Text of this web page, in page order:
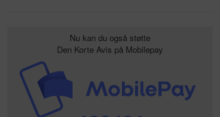
Nu kan du også støtte
Den Korte Avis på Mobilepay